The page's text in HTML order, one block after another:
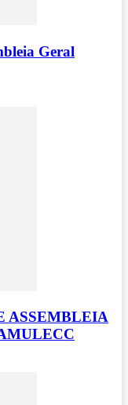
Geral
ASSEMBLEIA